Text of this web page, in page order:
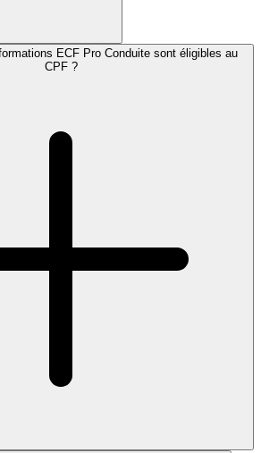
ECF Pro Conduite sont éligibles au
CPF ?